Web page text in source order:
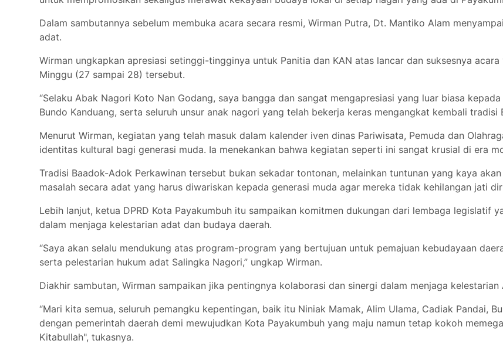
Dalam sambutannya sebelum membuka acara secara resmi, Wirman Putra, Dt. Mantiko Alam
adat.
Wirman ungkapkan apresiasi setinggi-tingginya untuk Panitia dan KAN atas lancar dan suksesnya
Minggu (27 sampai 28) tersebut.
“Selaku Abak Nagori Koto Nan Godang, saya bangga dan sangat mengapresiasi yang luar biasa
Bundo Kanduang, serta seluruh unsur anak nagori yang telah bekerja keras mengangkat kembali tradisi
Menurut Wirman, kegiatan yang telah masuk dalam kalender iven dinas Pariwisata, Pemuda dan
identitas kultural bagi generasi muda. Ia menekankan bahwa kegiatan seperti ini sangat krusial di era
Tradisi Baadok-Adok Perkawinan tersebut bukan sekadar tontonan, melainkan tuntunan yang kaya
masalah secara adat yang harus diwariskan kepada generasi muda agar mereka tidak kehilangan jati
Lebih lanjut, ketua DPRD Kota Payakumbuh itu sampaikan komitmen dukungan dari lembaga legislatif
dalam menjaga kelestarian adat dan budaya daerah.
“Saya akan selalu mendukung atas program-program yang bertujuan untuk pemajuan kebudayaan
serta pelestarian hukum adat Salingka Nagori,” ungkap Wirman.
Diakhir sambutan, Wirman sampaikan jika pentingnya kolaborasi dan sinergi dalam menjaga
“Mari kita semua, seluruh pemangku kepentingan, baik itu Niniak Mamak, Alim Ulama, Cadiak Pandai,
dengan pemerintah daerah demi mewujudkan Kota Payakumbuh yang maju namun tetap kokoh
Kitabullah", tukasnya.